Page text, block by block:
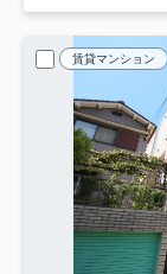
賃貸マンション